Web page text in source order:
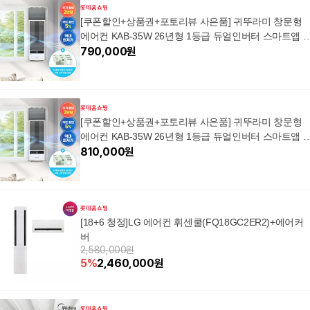
[쿠폰할인+상품권+포토리뷰 사은품] 귀뚜라미 창문형
에어컨 KAB-35W 26년형 1등급 듀얼인버터 스마트앱
가설치, +연장키트54cm
790,000원
[쿠폰할인+상품권+포토리뷰 사은품] 귀뚜라미 창문형
에어컨 KAB-35W 26년형 1등급 듀얼인버터 스마트앱
가설치, +연장키트98cm
810,000원
[18+6 청정]LG 에어컨 휘센쿨(FQ18GC2ER2)+에어커
버
2,580,000원
5%2,460,000원